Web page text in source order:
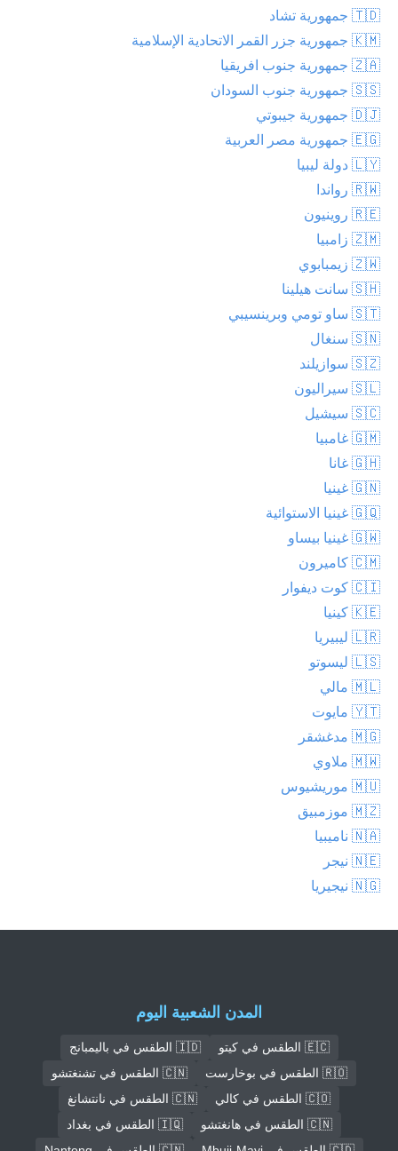
🇹🇩 جمهورية تشاد
🇰🇲 جمهورية جزر القمر الاتحادية الإسلامية
🇿🇦 جمهورية جنوب افريقيا
🇸🇸 جمهورية جنوب السودان
🇩🇯 جمهورية جيبوتي
🇪🇬 جمهورية مصر العربية
🇱🇾 دولة ليبيا
🇷🇼 رواندا
🇷🇪 روينيون
🇿🇲 زامبيا
🇿🇼 زيمبابوي
🇸🇭 سانت هيلينا
🇸🇹 ساو تومي وبرينسيبي
🇸🇳 سنغال
🇸🇿 سوازيلند
🇸🇱 سيراليون
🇸🇨 سيشيل
🇬🇲 غامبيا
🇬🇭 غانا
🇬🇳 غينيا
🇬🇶 غينيا الاستوائية
🇬🇼 غينيا بيساو
🇨🇲 كاميرون
🇨🇮 كوت ديفوار
🇰🇪 كينيا
🇱🇷 ليبيريا
🇱🇸 ليسوتو
🇲🇱 مالي
🇾🇹 مايوت
🇲🇬 مدغشقر
🇲🇼 ملاوي
🇲🇺 موريشيوس
🇲🇿 موزمبيق
🇳🇦 ناميبيا
🇳🇪 نيجر
🇳🇬 نيجيريا
المدن الشعبية اليوم
🇪🇨 الطقس في كيتو
🇮🇩 الطقس في باليمبانج
🇷🇴 الطقس في بوخارست
🇨🇳 الطقس في تشنغتشو
🇨🇴 الطقس في كالي
🇨🇳 الطقس في نانتشانغ
🇨🇳 الطقس في هانغتشو
🇮🇶 الطقس في بغداد